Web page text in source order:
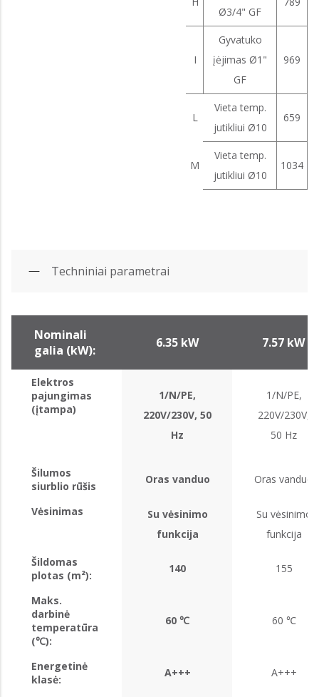
Ø3/4" GF
I
Gyvatuko
įėjimas Ø1"
GF
969
L
Vieta temp.
jutikliui Ø10
659
M
Vieta temp.
jutikliui Ø10
1034
Techniniai parametrai
Nominali
galia (kW):
6.35 kW 7.57 kW
Elektros
pajungimas
(įtampa)
1/N/PE,
220V/230V, 50
Hz
1/N/PE,
220V/230V,
50 Hz
Šilumos
siurblio rūšis
Oras vanduo Oras vanduo
Vėsinimas
Su vėsinimo
funkcija
Su vėsinimo
funkcija
Šildomas
plotas (m²):
140 155
Maks.
darbinė
temperatūra
(℃):
60 ℃ 60 ℃
Energetinė
klasė:
A+++ A+++